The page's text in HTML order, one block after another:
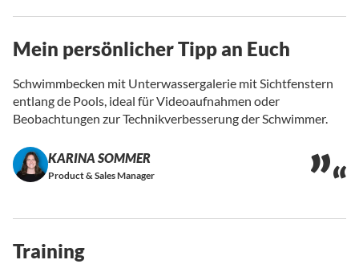
Mein persönlicher Tipp an Euch
Schwimmbecken mit Unterwassergalerie mit Sichtfenstern
entlang de Pools, ideal für Videoaufnahmen oder
Beobachtungen zur Technikverbesserung der Schwimmer.
KARINA SOMMER
Product & Sales Manager
Training